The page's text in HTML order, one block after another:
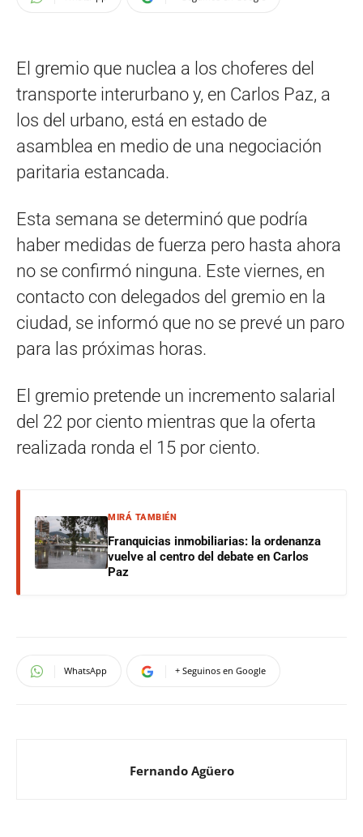
El gremio que nuclea a los choferes del
transporte interurbano y, en Carlos Paz, a
los del urbano, está en estado de
asamblea en medio de una negociación
paritaria estancada.
Esta semana se determinó que podría
haber medidas de fuerza pero hasta ahora
no se confirmó ninguna. Este viernes, en
contacto con delegados del gremio en la
ciudad, se informó que no se prevé un paro
para las próximas horas.
El gremio pretende un incremento salarial
del 22 por ciento mientras que la oferta
realizada ronda el 15 por ciento.
MIRÁ TAMBIÉN
Franquicias inmobiliarias: la ordenanza
vuelve al centro del debate en Carlos
Paz
WhatsApp + Seguinos en Google
Fernando Agüero